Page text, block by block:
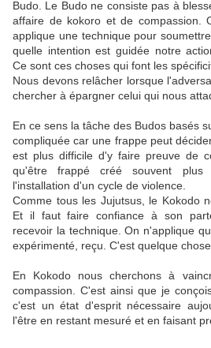
Budo. Le Budo ne consiste pas à
affaire de kokoro et de compassion.
applique une technique pour
quelle intention est guidée notre
Ce sont ces choses qui font les
Nous devons relâcher lorsque
chercher à épargner celui qui nous
En ce sens la tâche des Budos basés
compliquée car une frappe peut
est plus difficile d'y faire preuve de
qu'être frappé créé souvent plus
l'installation d'un cycle de violence.
Comme tous les Jujutsus, le Kokodo
Et il faut faire confiance à son
recevoir la technique. On n'applique
expérimenté, reçu. C'est quelque
En Kokodo nous cherchons à
compassion. C'est ainsi que je
c'est un état d'esprit nécessaire
l'être en restant mesuré et en faisant